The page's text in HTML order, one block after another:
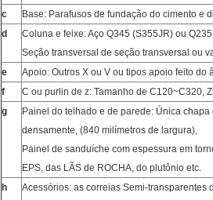
c
Base: Parafusos de fundação do cimento e
d
Coluna e feixe: Aço Q345 (S355JR) ou
Seção transversal de seção transversal ou
e
Apoio: Outros X ou V ou tipos apoio feito do
f
C ou purlin de z: Tamanho de C120~C320,
g
Painel do telhado e de parede: Única
densamente, (840 milímetros de largura),
Painel de sanduíche com espessura em
EPS, das LÃS de ROCHA, do plutônio etc.
h
Acessórios: as correias Semi-